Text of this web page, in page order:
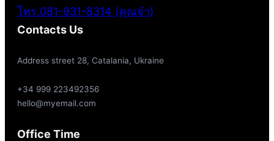
โทร.081-931-8314 (คุณจ๋า)
Contacts Us
Address street 28, Catalania, Ukraine
+34 999 223492356
hello@myemail.com
Office Time